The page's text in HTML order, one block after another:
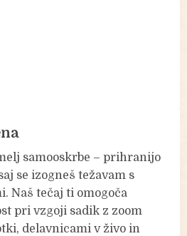
samooskrbe – prihranijo
se izogneš težavam s
Naš tečaj ti omogoča
pri vzgoji sadik z zoom
delavnicami v živo in